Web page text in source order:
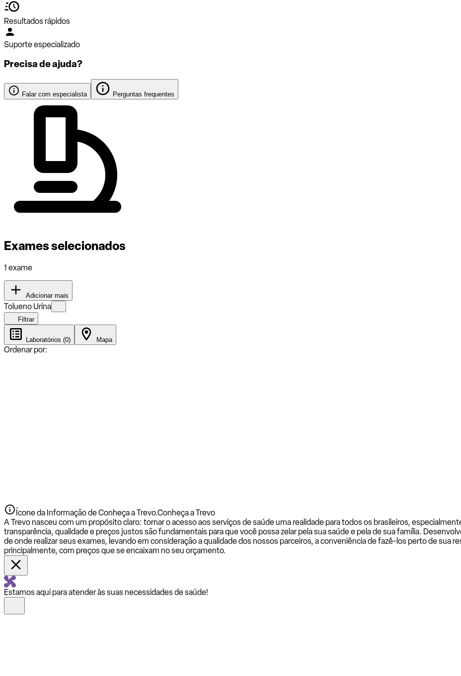
Resultados rápidos
Suporte especializado
Precisa de ajuda?
Falar com especialista Perguntas frequentes
Exames selecionados
1 exame
Adicionar mais
Tolueno Urina
Filtrar
Laboratórios (0) Mapa
Ordenar por:
Ícone da Informação de Conheça a Trevo.Conheça a Trevo
A Trevo nasceu com um propósito claro: tornar o acesso aos serviços de saúde uma realidade para todos os brasileiros,
transparência, qualidade e preços justos são fundamentais para que você possa zelar pela sua saúde e pela de sua família.
de onde realizar seus exames, levando em consideração a qualidade dos nossos parceiros, a conveniência de fazê-los perto de sua
principalmente, com preços que se encaixam no seu orçamento.
Estamos aqui para atender às suas necessidades de saúde!